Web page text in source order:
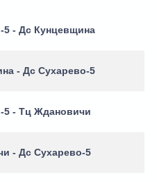
5 - Дс Кунцевщина
- Дс Сухарево-5
5 - Тц Ждановичи
- Дс Сухарево-5